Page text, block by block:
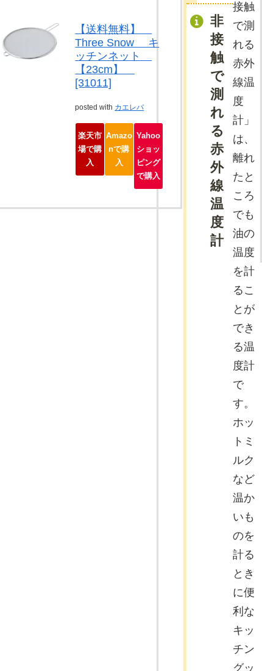
【送料無料】
Three Snow キ
ッチンネット
【23cm】
[31011]
posted with カエレバ
楽天市
場で購
入
Amazo
nで購
入
Yahoo
ショッ
ピング
で購入
非
接
触
で
測
れ
る
赤
外
線
温
度
計
接触
で測
れる
赤外
線温
度
計」
は、
離れ
たと
ころ
でも
油の
温度
を計
るこ
とが
でき
る温
度計
で
す。
ホッ
トミ
ルク
など
温か
いも
のを
計る
とき
に便
利な
キッ
チン
グッ